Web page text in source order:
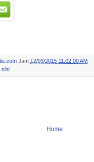
Jam 12/03/2015 11:02:00 AM
sini
Home